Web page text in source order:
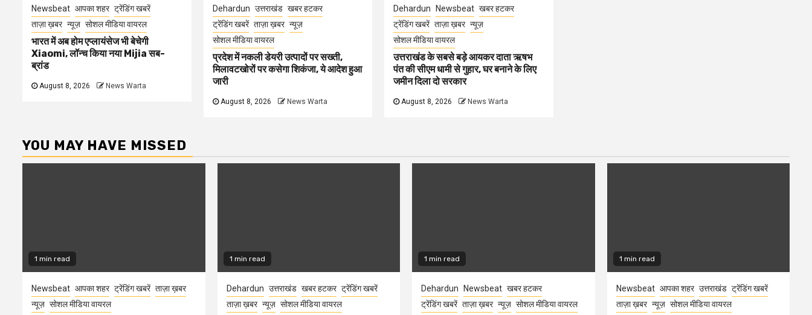
Newsbeat आपका शहर ट्रेंडिंग खबरें
ताज़ा ख़बर न्यूज़ सोशल मीडिया वायरल
भारत में अब होम एप्लायंसेज भी बेचेगी
Xiaomi, लॉन्च किया नया Mijia सब-
ब्रांड
August 8, 2026 News Warta
Dehardun उत्तराखंड खबर हटकर
ट्रेंडिंग खबरें ताज़ा ख़बर न्यूज़
सोशल मीडिया वायरल
प्रदेश में नकली डेयरी उत्पादों पर सख्ती,
मिलावटखोरों पर कसेगा शिकंजा, ये आदेश हुआ
जारी
August 8, 2026 News Warta
Dehardun Newsbeat खबर हटकर
ट्रेंडिंग खबरें ताज़ा ख़बर न्यूज़
सोशल मीडिया वायरल
उत्तराखंड के सबसे बड़े आयकर दाता ऋषभ
पंत की सीएम धामी से गुहार, घर बनाने के लिए
जमीन दिला दो सरकार
August 8, 2026 News Warta
YOU MAY HAVE MISSED
1 min read
Newsbeat आपका शहर ट्रेंडिंग खबरें ताज़ा ख़बर
न्यूज़ सोशल मीडिया वायरल
1 min read
Dehardun उत्तराखंड खबर हटकर ट्रेंडिंग खबरें
ताज़ा ख़बर न्यूज़ सोशल मीडिया वायरल
1 min read
Dehardun Newsbeat खबर हटकर
ट्रेंडिंग खबरें ताज़ा ख़बर न्यूज़ सोशल मीडिया वायरल
1 min read
Newsbeat आपका शहर उत्तराखंड ट्रेंडिंग खबरें
ताज़ा ख़बर न्यूज़ सोशल मीडिया वायरल